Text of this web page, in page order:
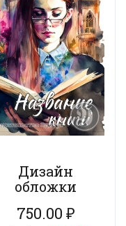
Дизайн
обложки
750.00 ₽